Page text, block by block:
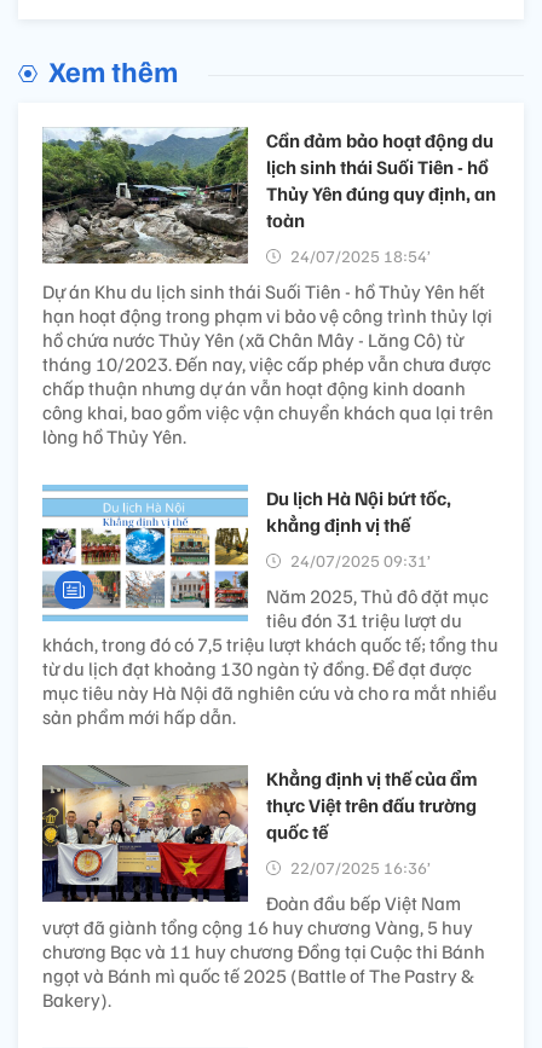
Xem thêm
Cần đảm bảo hoạt động du
lịch sinh thái Suối Tiên - hồ
Thủy Yên đúng quy định, an
toàn
24/07/2025 18:54’
Dự án Khu du lịch sinh thái Suối Tiên - hồ Thủy Yên hết
hạn hoạt động trong phạm vi bảo vệ công trình thủy lợi
hồ chứa nước Thủy Yên (xã Chân Mây - Lăng Cô) từ
tháng 10/2023. Đến nay, việc cấp phép vẫn chưa được
chấp thuận nhưng dự án vẫn hoạt động kinh doanh
công khai, bao gồm việc vận chuyển khách qua lại trên
lòng hồ Thủy Yên.
Du lịch Hà Nội bứt tốc,
khẳng định vị thế
24/07/2025 09:31’
Năm 2025, Thủ đô đặt mục
tiêu đón 31 triệu lượt du
khách, trong đó có 7,5 triệu lượt khách quốc tế; tổng thu
từ du lịch đạt khoảng 130 ngàn tỷ đồng. Để đạt được
mục tiêu này Hà Nội đã nghiên cứu và cho ra mắt nhiều
sản phẩm mới hấp dẫn.
Khẳng định vị thế của ẩm
thực Việt trên đấu trường
quốc tế
22/07/2025 16:36’
Đoàn đầu bếp Việt Nam
vượt đã giành tổng cộng 16 huy chương Vàng, 5 huy
chương Bạc và 11 huy chương Đồng tại Cuộc thi Bánh
ngọt và Bánh mì quốc tế 2025 (Battle of The Pastry &
Bakery).